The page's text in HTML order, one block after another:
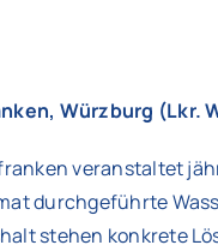
Würzburg (Lkr.
veranstaltet
durchgeführte
stehen konkrete